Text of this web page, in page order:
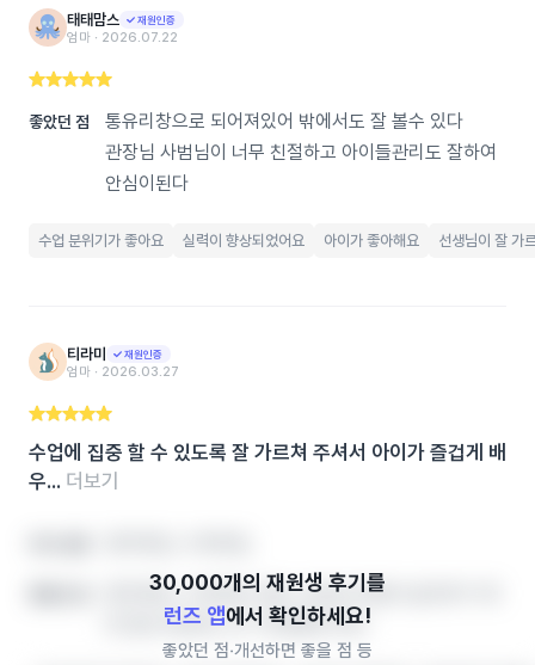
태태맘스 재원인증
엄마 ‧ 2026.07.22
좋았던 점
통유리창으로 되어져있어 밖에서도 잘 볼수 있다
관장님 사범님이 너무 친절하고 아이들관리도 잘하여
안심이된다
수업 분위기가 좋아요 실력이 향상되었어요 아이가 좋아해요 선생님이 잘 가
티라미 재원인증
엄마 ‧ 2026.03.27
수업에 집중 할 수 있도록 잘 가르쳐 주셔서 아이가 즐겁게 배
우... 더보기
영어학원, 수학학원, 영유, 공부방 학원비‧솔직후기‧레
테 정보 한번에, 인기 학원랭킹 확인
런즈 앱에서 확인하세요!
좋았던 점‧개선하면 좋을 점 등